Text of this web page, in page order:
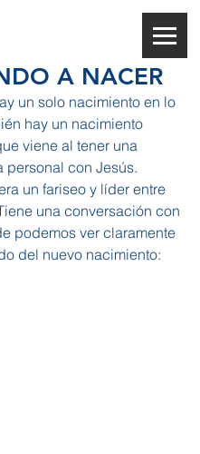
A NACER
un solo nacimiento en lo
hay un nacimiento
viene al tener una
personal con Jesús.
un fariseo y líder entre
una conversación con
podemos ver claramente
del nuevo nacimiento: